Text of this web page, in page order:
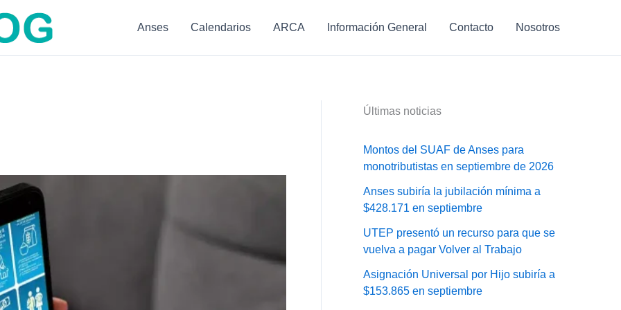
Anses Calendarios ARCA Información General Contacto Nosotros
Últimas noticias
Montos del SUAF de Anses para
monotributistas en septiembre de 2026
Anses subiría la jubilación mínima a
$428.171 en septiembre
UTEP presentó un recurso para que se
vuelva a pagar Volver al Trabajo
Asignación Universal por Hijo subiría a
$153.865 en septiembre